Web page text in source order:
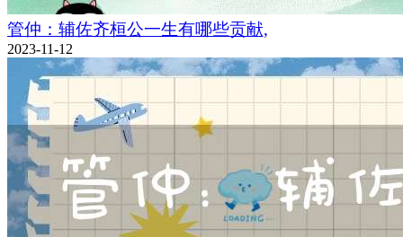
管仲：辅佐齐桓公一生有哪些贡献,
2023-11-12